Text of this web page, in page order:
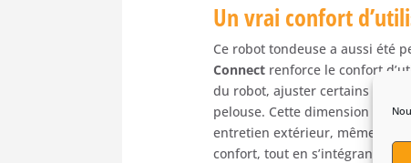
Un vrai confort
Ce robot tondeuse a aussi été
Connect renforce le confort
du robot, ajuster certains
pelouse. Cette dimension
entretien extérieur, même à
confort, tout en s’intégrant